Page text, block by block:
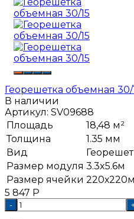
Георешетка объемная 30/
В наличии
Артикул: SV09688
Площадь
18,48 м²
Толщина
1.35 мм
Вид
Размер модуля 3.3x5.6м
Размер ячейки
5 847 Р
-